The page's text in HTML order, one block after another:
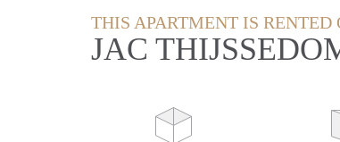
THIS APARTMENT IS RENTED
JAC